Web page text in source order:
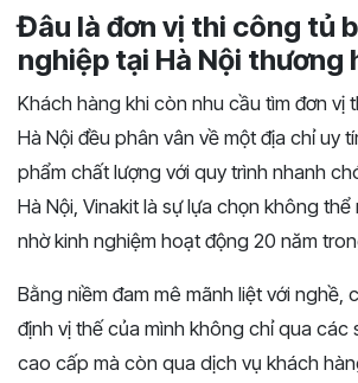
Đâu là đơn vị thi công tủ
nghiệp tại Hà Nội thương
Khách hàng khi còn nhu cầu tìm đơn vị
Hà Nội đều phân vân về một địa chỉ uy
phẩm chất lượng với quy trình nhanh
Hà Nội, Vinakit là sự lựa chọn không
nhờ kinh nghiệm hoạt động 20 năm
Bằng niềm đam mê mãnh liệt với nghề,
định vị thế của mình không chỉ qua các
cao cấp mà còn qua dịch vụ khách